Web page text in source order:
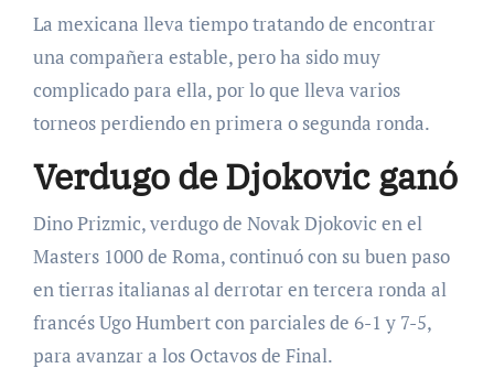
La mexicana lleva tiempo tratando de encontrar
una compañera estable, pero ha sido muy
complicado para ella, por lo que lleva varios
torneos perdiendo en primera o segunda ronda.
Verdugo de Djokovic ganó
Dino Prizmic, verdugo de Novak Djokovic en el
Masters 1000 de Roma, continuó con su buen paso
en tierras italianas al derrotar en tercera ronda al
francés Ugo Humbert con parciales de 6-1 y 7-5,
para avanzar a los Octavos de Final.